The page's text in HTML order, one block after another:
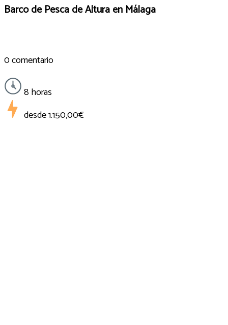
Barco de Pesca de Altura en Málaga
0 comentario
8 horas
desde1.150,00€